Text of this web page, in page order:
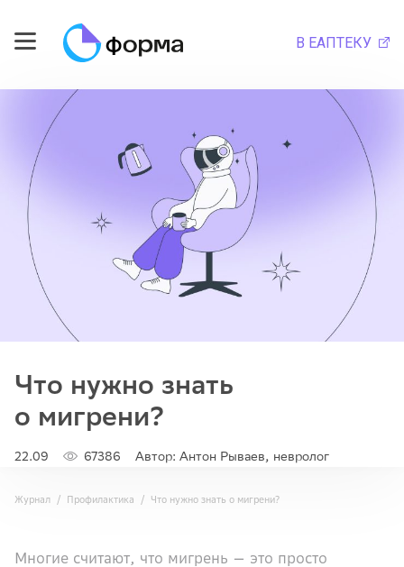
В ЕАПТЕКУ
Что нужно знать
о мигрени?
22.09 67386 Автор: Антон Рываев, невролог
Журнал Профилактика Что нужно знать о мигрени?
Многие считают, что мигрень — это просто